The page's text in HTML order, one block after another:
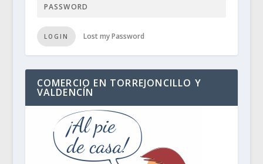
LOGIN Lost my Password
COMERCIO EN TORREJONCILLO Y
VALDENCÍN